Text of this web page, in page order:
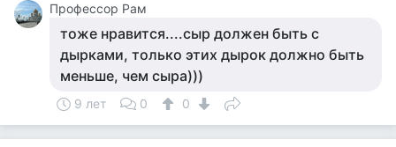
Профессор Рам
тоже нравится....сыр должен быть с
дырками, только этих дырок должно быть
меньше, чем сыра)))
9 лет 0 0